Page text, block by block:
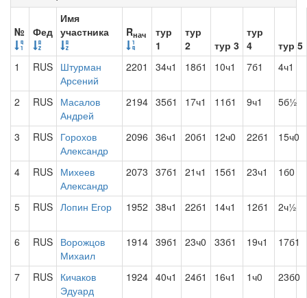
№ Фед
Имя
участника
Rнач
тур
1
тур
2
тур 3
тур
4
тур 5
1
RUS Штурман
Арсений
2201 34ч1 18б1 10ч1 7б1 4ч1
2 RUS Масалов
Андрей
2194 35б1 17ч1 11б1 9ч1 5б½
3 RUS Горохов
Александр
2096 36ч1 20б1 12ч0 22б1 15ч0
4 RUS Михеев
Александр
2073 37б1 21ч1 15б1 23ч1 1б0
5 RUS Лопин Егор 1952 38ч1 22б1 14ч1 12б1 2ч½
6 RUS Ворожцов
Михаил
1914 39б1 23ч0 33б1 19ч1 17б1
7 RUS Кичаков
Эдуард
1924 40ч1 24б1 16ч1 1ч0 23б0